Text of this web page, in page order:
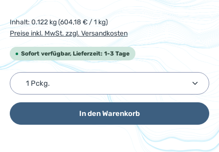
Inhalt: 0.122 kg(604,18 € / 1 kg)
Preise inkl. MwSt. zzgl. Versandkosten
Sofort verfügbar, Lieferzeit: 1-3 Tage
Produkt Anzahl: Gib den gewünschten Wert ein
In den Warenkorb